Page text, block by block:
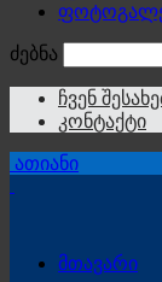
ძებნა
ჩვენ
კონტაქტი
ათიანი
მთავარი